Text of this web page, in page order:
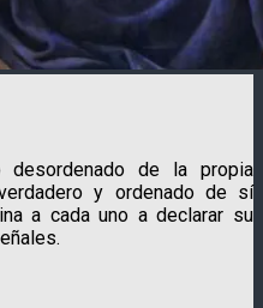
de la propia
y ordenado de sí
a cada uno a declarar su